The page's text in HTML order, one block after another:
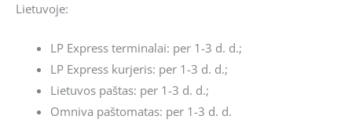
Lietuvoje:
LP Express terminalai: per 1-3 d. d.;
LP Express kurjeris: per 1-3 d. d.;
Lietuvos paštas: per 1-3 d. d.;
Omniva paštomatas: per 1-3 d. d.